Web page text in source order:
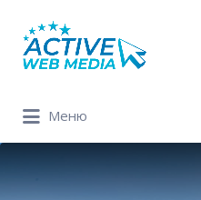
Search
for:
Меню
for: